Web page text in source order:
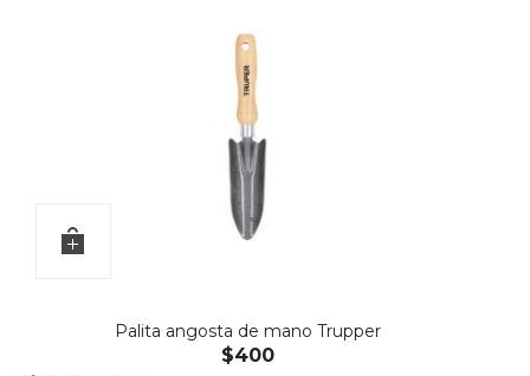
Palita angosta de mano Trupper
$400